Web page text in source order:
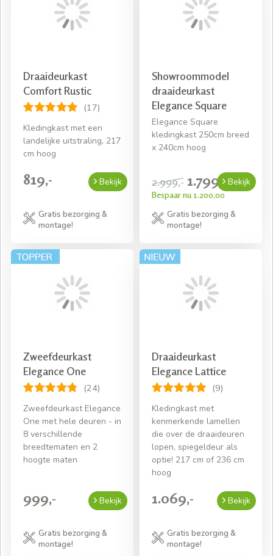
hoeft u geen zorgen te maken, deze nemen we netjes
met ons mee terug. Zo geniet u direct van uw nieuwe
Draaideurkast
Comfort Rustic
(17)
Kledingkast met een
landelijke uitstraling, 217
cm hoog
819,- Bekijk
Gratis bezorging &
montage!
Showroommodel
draaideurkast
Elegance Square
Elegance Square
kledingkast 250cm breed
x 240cm hoog
2.999,- 1.799,-
Bespaar nu 1.200,00
Bekijk
Gratis bezorging &
montage!
Zweefdeurkast
Elegance One
(24)
Zweefdeurkast Elegance
One met hele deuren - in
8 verschillende
breedtematen en 2
hoogte maten
999,- Bekijk
Gratis bezorging &
montage!
Draaideurkast
Elegance Lattice
(9)
Kledingkast met
kenmerkende lamellen
die over de draaideuren
lopen, spiegeldeur als
optie! 217 cm of 236 cm
hoog
1.069,- Bekijk
Gratis bezorging &
montage!